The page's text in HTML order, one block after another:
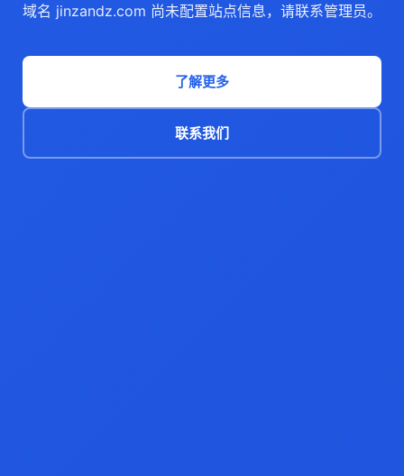
域名 jinzandz.com 尚未配置站点信息，请联系管理员。
了解更多
联系我们